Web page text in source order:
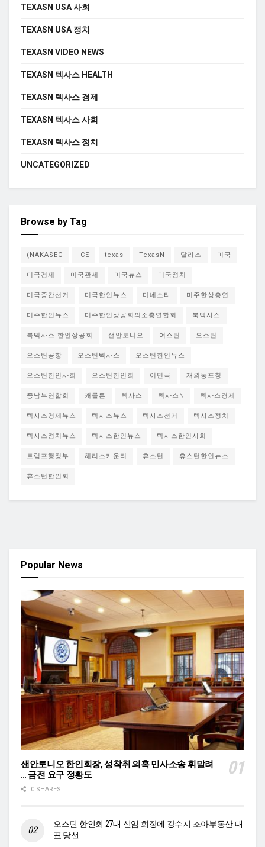
TEXASN USA 사회
TEXASN USA 정치
TEXASN VIDEO NEWS
TEXASN 텍사스 HEALTH
TEXASN 텍사스 경제
TEXASN 텍사스 사회
TEXASN 텍사스 정치
UNCATEGORIZED
Browse by Tag
(NAKASEC ICE texas TexasN 달라스 미국
미국경제 미국관세 미국뉴스 미국정치
미국중간선거 미국한인뉴스 미네소타 미주한상총연
미주한인뉴스 미주한인상공회의소총연합회 북텍사스
북텍사스 한인상공회 샌안토니오 어스틴 오스틴
오스틴공항 오스틴텍사스 오스틴한인뉴스
오스틴한인사회 오스틴한인회 이민국 재외동포청
중남부연합회 캐롤튼 텍사스 텍사스N 텍사스경제
텍사스경제뉴스 텍사스뉴스 텍사스선거 텍사스정치
텍사스정치뉴스 텍사스한인뉴스 텍사스한인사회
트럼프행정부 해리스카운티 휴스턴 휴스턴한인뉴스
휴스턴한인회
Popular News
샌안토니오 한인회장, 성착취 의혹 민사소송 휘말려
… 금전 요구 정황도
0 SHARES
오스틴 한인회 27대 신임 회장에 강수지 조아부동산 대
표 당선